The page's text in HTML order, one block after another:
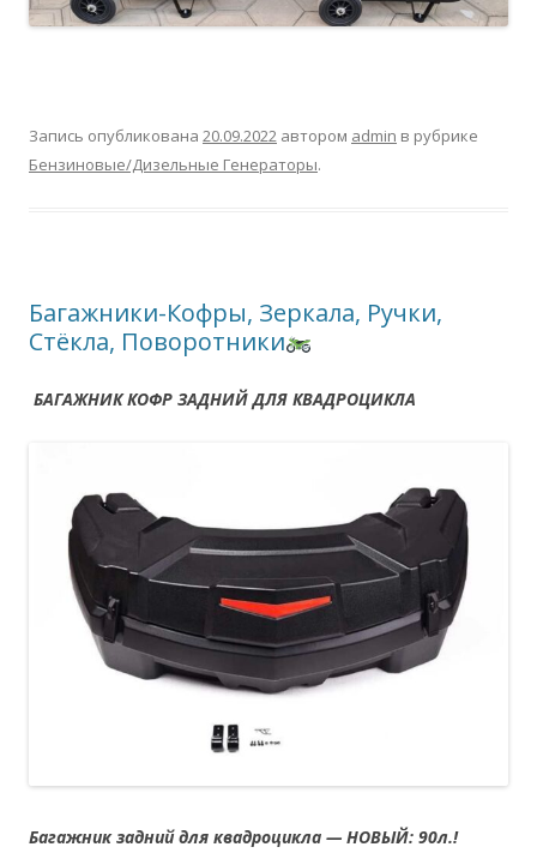
Запись опубликована 20.09.2022 автором admin в рубрике
Бензиновые/Дизельные Генераторы.
Багажники-Кофры, Зеркала, Ручки,
Стёкла, Поворотники
БАГАЖНИК КОФР ЗАДНИЙ ДЛЯ КВАДРОЦИКЛА
Багажник задний для квадроцикла — НОВЫЙ: 90л.!